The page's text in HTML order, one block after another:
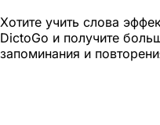
Хотите учить слова
DictoGo и получите
запоминания и